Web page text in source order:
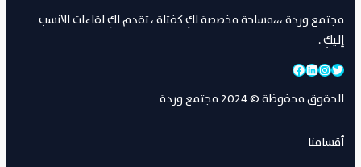
مجتمع وردة ،،،مساحة مخصصة لكِ كفتاة ، تقدم لكِ لقاءات الانسب
إليكِ .
تويتر إنستجراملينكد إن فيسبوك
الحقوق محفوظة © 2024 مجتمع وردة
أقسامنا